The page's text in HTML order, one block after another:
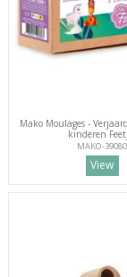
Mako Moulages -
kinderen
MAKO-39080
View